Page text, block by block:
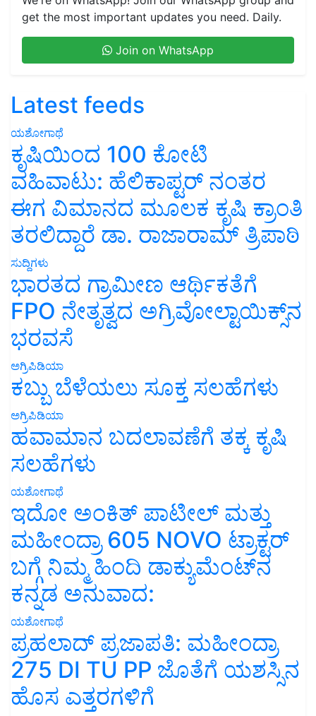
get the most important updates you need. Daily.
Join on WhatsApp
Latest feeds
ಯಶೋಗಾಥೆ
ಕೃಷಿಯಿಂದ 100 ಕೋಟಿ
ವಹಿವಾಟು: ಹೆಲಿಕಾಪ್ಟರ್ ನಂತರ
ಈಗ ವಿಮಾನದ ಮೂಲಕ ಕೃಷಿ ಕ್ರಾಂತಿ
ತರಲಿದ್ದಾರೆ ಡಾ. ರಾಜಾರಾಮ್ ತ್ರಿಪಾಠಿ
ಸುದ್ದಿಗಳು
ಭಾರತದ ಗ್ರಾಮೀಣ ಆರ್ಥಿಕತೆಗೆ
FPO ನೇತೃತ್ವದ ಅಗ್ರಿವೋಲ್ಟಾಯಿಕ್ಸ್‌ನ
ಭರವಸೆ
ಅಗ್ರಿಪಿಡಿಯಾ
ಕಬ್ಬು ಬೆಳೆಯಲು ಸೂಕ್ತ ಸಲಹೆಗಳು
ಅಗ್ರಿಪಿಡಿಯಾ
ಹವಾಮಾನ ಬದಲಾವಣೆಗೆ ತಕ್ಕ ಕೃಷಿ
ಸಲಹೆಗಳು
ಯಶೋಗಾಥೆ
ಇದೋ ಅಂಕಿತ್ ಪಾಟೀಲ್ ಮತ್ತು
ಮಹೀಂದ್ರಾ 605 NOVO ಟ್ರಾಕ್ಟರ್
ಬಗ್ಗೆ ನಿಮ್ಮ ಹಿಂದಿ ಡಾಕ್ಯುಮೆಂಟ್‌ನ
ಕನ್ನಡ ಅನುವಾದ:
ಯಶೋಗಾಥೆ
ಪ್ರಹಲಾದ್ ಪ್ರಜಾಪತಿ: ಮಹೀಂದ್ರಾ
275 DI TU PP ಜೊತೆಗೆ ಯಶಸ್ಸಿನ
ಹೊಸ ಎತ್ತರಗಳಿಗೆ